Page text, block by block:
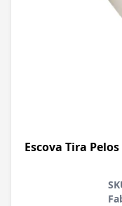
Escova Tira